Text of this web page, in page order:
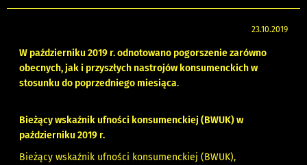
23.10.2019
W październiku 2019 r. odnotowano pogorszenie zarówno
obecnych, jak i przyszłych nastrojów konsumenckich w
stosunku do poprzedniego miesiąca.
Bieżący wskaźnik ufności konsumenckiej (BWUK) w
październiku 2019 r.
Bieżący wskaźnik ufności konsumenckiej (BWUK),